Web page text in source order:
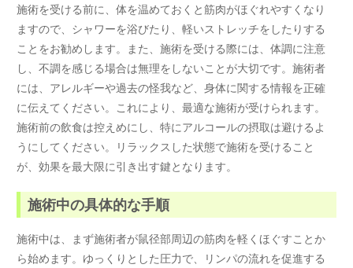
施術を受ける前に、体を温めておくと筋肉がほぐれやすくなり
ますので、シャワーを浴びたり、軽いストレッチをしたりする
ことをお勧めします。また、施術を受ける際には、体調に注意
し、不調を感じる場合は無理をしないことが大切です。施術者
には、アレルギーや過去の怪我など、身体に関する情報を正確
に伝えてください。これにより、最適な施術が受けられます。
施術前の飲食は控えめにし、特にアルコールの摂取は避けるよ
うにしてください。リラックスした状態で施術を受けること
が、効果を最大限に引き出す鍵となります。
施術中の具体的な手順
施術中は、まず施術者が鼠径部周辺の筋肉を軽くほぐすことか
ら始めます。ゆっくりとした圧力で、リンパの流れを促進する